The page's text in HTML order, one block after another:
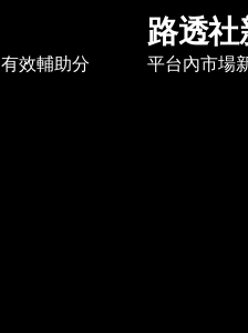
效輔助分
路透社
平台內市場